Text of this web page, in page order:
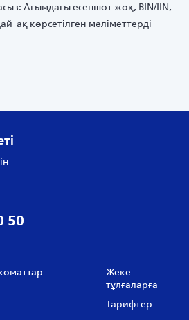
Ағымдағы есепшот жоқ, BIN/IIN,
ақ көрсетілген мәліметтерді
50
Жеке
тұлғаларға
Тарифтер